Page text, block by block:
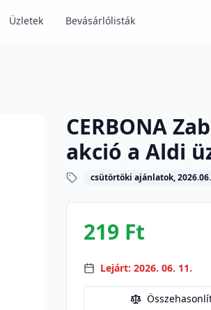
Üzletek Bevásárlólisták
CERBONA
akció a Aldi
csütörtöki ajánlatok,
219 Ft
Lejárt: 2026. 06. 11.